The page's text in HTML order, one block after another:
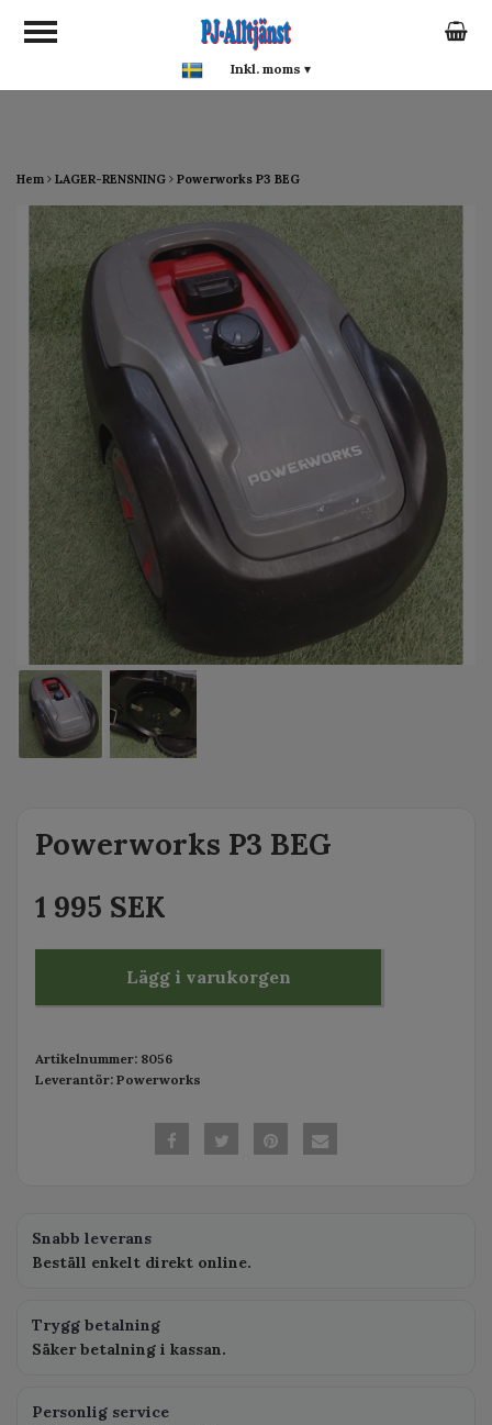
google-site-verification:
google0142a1f5f0015a93.html
Hem LAGER-RENSNING Powerworks P3 BEG
Powerworks P3 BEG
1 995 SEK
Lägg i varukorgen
Artikelnummer: 8056
Leverantör: Powerworks
Snabb leverans
Beställ enkelt direkt online.
Trygg betalning
Säker betalning i kassan.
Personlig service
Inkl. moms ▾